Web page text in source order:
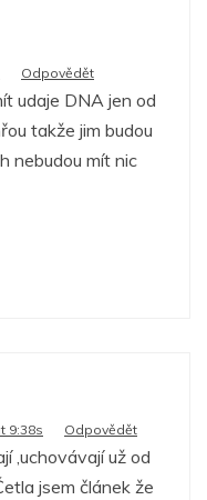
Odpovědět
udaje DNA jen od
takže jim budou
nebudou mít nic
9:38s Odpovědět
,uchovávají už od
jsem článek že